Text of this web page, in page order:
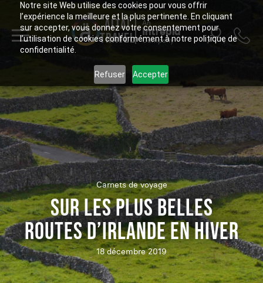
Notre site Web utilise des cookies pour vous offrir
l’expérience la meilleure et la plus pertinente. En cliquant
sur accepter, vous donnez votre consentement pour
l’utilisation de cookies conformément à notre politique de
confidentialité.
Refuser Accepter
ALTAÏ
TRAVEL
An
Intrepid
Company
Carnets de voyage
SUR LES PLUS BELLES
ROUTES D’IRLANDE EN HIVER
18 décembre 2019